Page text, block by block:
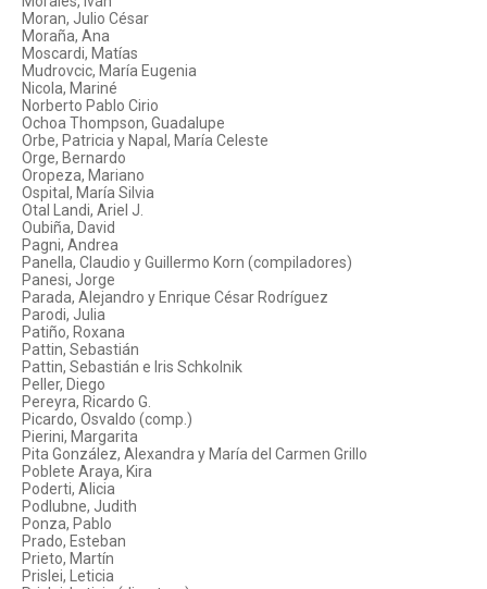
Moran, Julio César
Moraña, Ana
Moscardi, Matías
Mudrovcic, María Eugenia
Nicola, Mariné
Norberto Pablo Cirio
Ochoa Thompson, Guadalupe
Orbe, Patricia y Napal, María Celeste
Orge, Bernardo
Oropeza, Mariano
Ospital, María Silvia
Otal Landi, Ariel J.
Oubiña, David
Pagni, Andrea
Panella, Claudio y Guillermo Korn (compiladores)
Panesi, Jorge
Parada, Alejandro y Enrique César Rodríguez
Parodi, Julia
Patiño, Roxana
Pattin, Sebastián
Pattin, Sebastián e Iris Schkolnik
Peller, Diego
Pereyra, Ricardo G.
Picardo, Osvaldo (comp.)
Pierini, Margarita
Pita González, Alexandra y María del Carmen Grillo
Poblete Araya, Kira
Poderti, Alicia
Podlubne, Judith
Ponza, Pablo
Prado, Esteban
Prieto, Martín
Prislei, Leticia